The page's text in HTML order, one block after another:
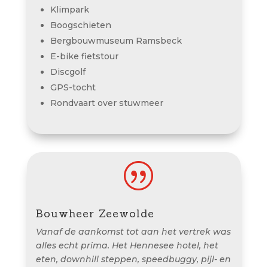
Klimpark
Boogschieten
Bergbouwmuseum Ramsbeck
E-bike fietstour
Discgolf
GPS-tocht
Rondvaart over stuwmeer
|
Bouwheer Zeewolde
Vanaf de aankomst tot aan het vertrek was
alles echt prima. Het Hennesee hotel, het
eten, downhill steppen, speedbuggy, pijl- en